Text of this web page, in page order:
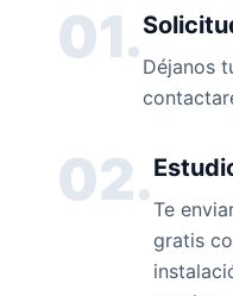
01. Déjanos
02.Te
gratis